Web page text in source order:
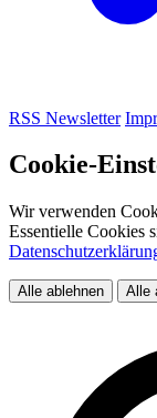
RSS Newsletter
Cookie-
Wir verwenden
Essentielle Cookies
Alle ablehnen Alle